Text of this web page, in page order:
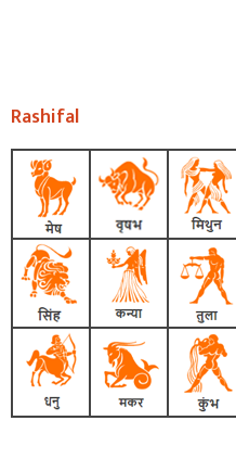
Rashifal